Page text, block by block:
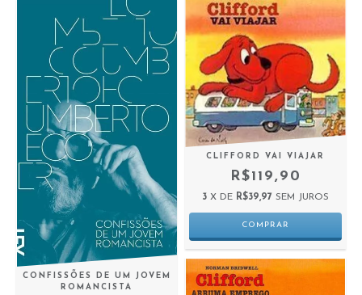
CONFISSÕES DE UM JOVEM
ROMANCISTA
CLIFFORD VAI VIAJAR
R$119,90
3 X DE R$39,97 SEM JUROS